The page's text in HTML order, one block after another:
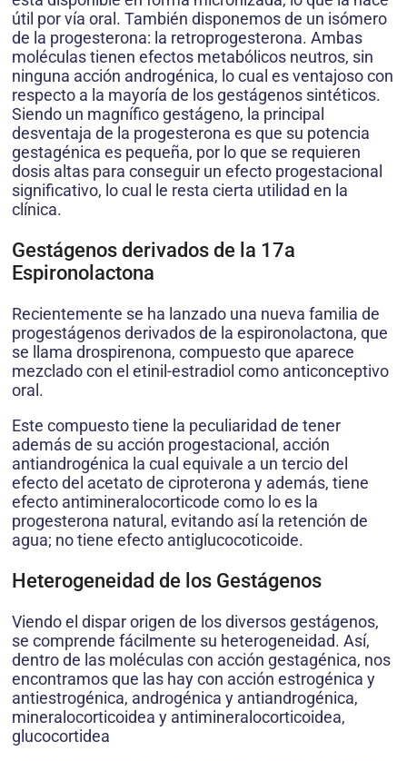
útil por vía oral. También disponemos de un isómero
de la progesterona: la retroprogesterona. Ambas
moléculas tienen efectos metabólicos neutros, sin
ninguna acción androgénica, lo cual es ventajoso con
respecto a la mayoría de los gestágenos sintéticos.
Siendo un magnífico gestágeno, la principal
desventaja de la progesterona es que su potencia
gestagénica es pequeña, por lo que se requieren
dosis altas para conseguir un efecto progestacional
significativo, lo cual le resta cierta utilidad en la
clínica.
Gestágenos derivados de la 17a
Espironolactona
Recientemente se ha lanzado una nueva familia de
progestágenos derivados de la espironolactona, que
se llama drospirenona, compuesto que aparece
mezclado con el etinil-estradiol como anticonceptivo
oral.
Este compuesto tiene la peculiaridad de tener
además de su acción progestacional, acción
antiandrogénica la cual equivale a un tercio del
efecto del acetato de ciproterona y además, tiene
efecto antimineralocorticode como lo es la
progesterona natural, evitando así la retención de
agua; no tiene efecto antiglucocoticoide.
Heterogeneidad de los Gestágenos
Viendo el dispar origen de los diversos gestágenos,
se comprende fácilmente su heterogeneidad. Así,
dentro de las moléculas con acción gestagénica, nos
encontramos que las hay con acción estrogénica y
antiestrogénica, androgénica y antiandrogénica,
mineralocorticoidea y antimineralocorticoidea,
glucocortidea